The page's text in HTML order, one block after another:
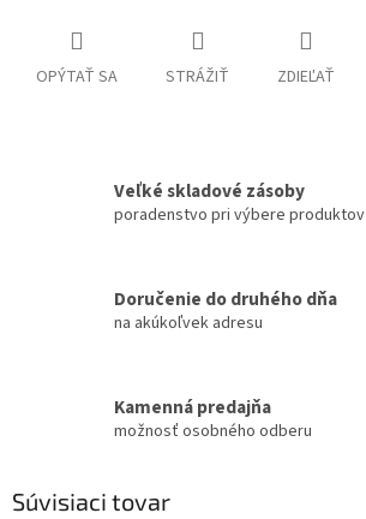
OPÝTAŤ SA STRÁŽIŤ ZDIEĽAŤ
Veľké skladové zásoby
poradenstvo pri výbere produktov
Doručenie do druhého dňa
na akúkoľvek adresu
Kamenná predajňa
možnosť osobného odberu
Súvisiaci tovar